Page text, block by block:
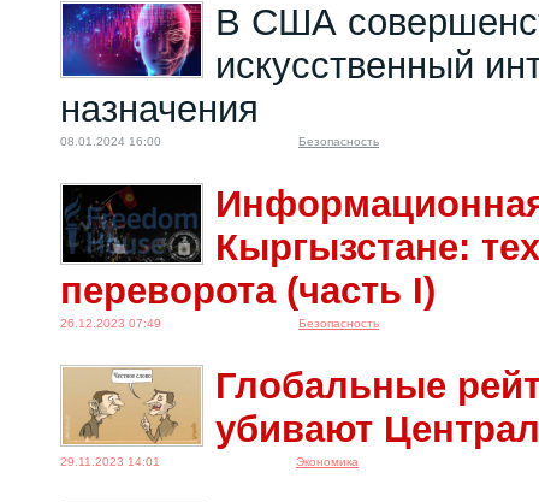
В США
искусственный
назначения
08.01.2024 16:00 Безопасность
Кыргызстане:
переворота (часть I)
26.12.2023 07:49 Безопасность
Глобальные
убивают
29.11.2023 14:01 Экономика